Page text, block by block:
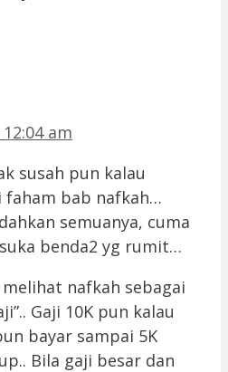
am
susah pun kalau
faham bab nafkah…
semuanya, cuma
benda2 yg rumit…
nafkah sebagai
Gaji 10K pun kalau
bayar sampai 5K
Bila gaji besar dan